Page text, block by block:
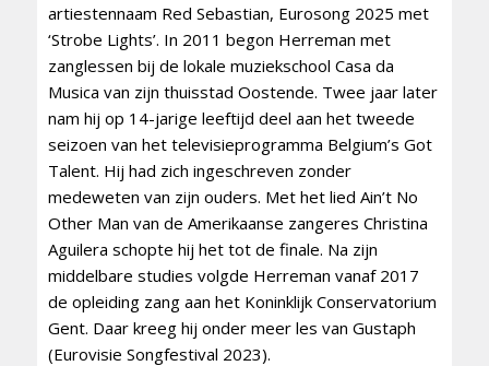
artiestennaam Red Sebastian, Eurosong 2025 met
‘Strobe Lights’. In 2011 begon Herreman met
zanglessen bij de lokale muziekschool Casa da
Musica van zijn thuisstad Oostende. Twee jaar later
nam hij op 14-jarige leeftijd deel aan het tweede
seizoen van het televisieprogramma Belgium’s Got
Talent. Hij had zich ingeschreven zonder
medeweten van zijn ouders. Met het lied Ain’t No
Other Man van de Amerikaanse zangeres Christina
Aguilera schopte hij het tot de finale. Na zijn
middelbare studies volgde Herreman vanaf 2017
de opleiding zang aan het Koninklijk Conservatorium
Gent. Daar kreeg hij onder meer les van Gustaph
(Eurovisie Songfestival 2023).